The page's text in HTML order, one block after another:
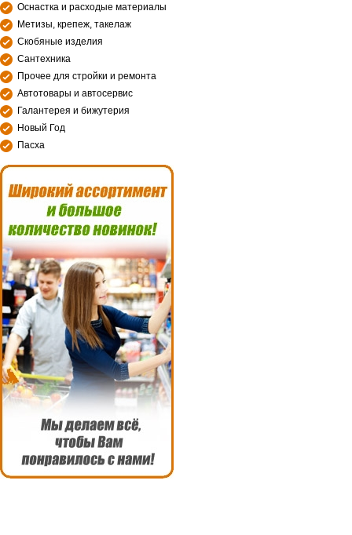
Оснастка и расходые материалы
Метизы, крепеж, такелаж
Скобяные изделия
Сантехника
Прочее для стройки и ремонта
Автотовары и автосервис
Галантерея и бижутерия
Новый Год
Пасха